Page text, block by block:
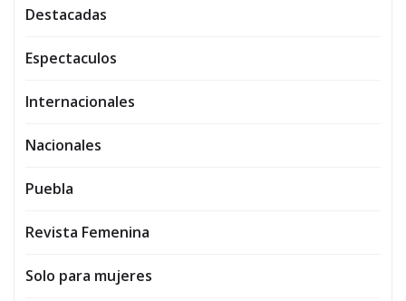
Destacadas
Espectaculos
Internacionales
Nacionales
Puebla
Revista Femenina
Solo para mujeres